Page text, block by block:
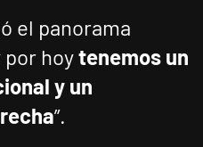
el panorama
por hoytenemos un
y un
”.